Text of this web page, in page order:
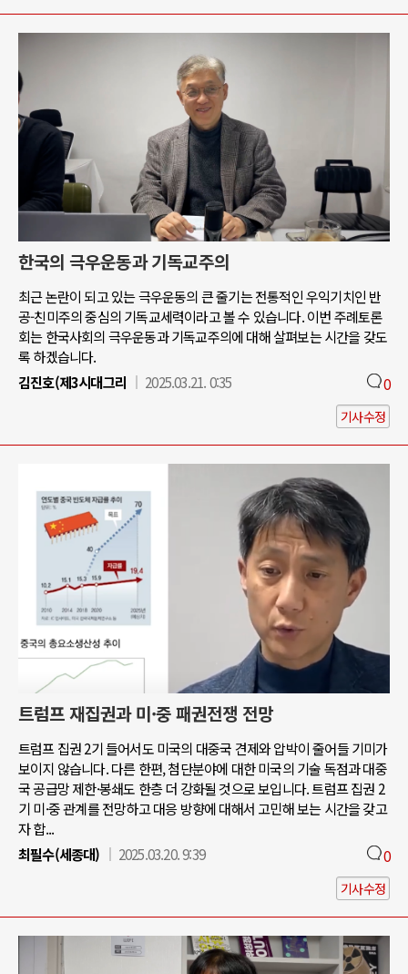
한국의 극우운동과 기독교주의
최근 논란이 되고 있는 극우운동의 큰 줄기는 전통적인 우익기치인 반
공-친미주의 중심의 기독교세력이라고 볼 수 있습니다. 이번 주례토론
회는 한국사회의 극우운동과 기독교주의에 대해 살펴보는 시간을 갖도
록 하겠습니다.
김진호(제3시대그리
2025.03.21. 0:35 0
기사수정
트럼프 재집권과 미·중 패권전쟁 전망
트럼프 집권 2기 들어서도 미국의 대중국 견제와 압박이 줄어들 기미가
보이지 않습니다. 다른 한편, 첨단분야에 대한 미국의 기술 독점과 대중
국 공급망 제한·봉쇄도 한층 더 강화될 것으로 보입니다. 트럼프 집권 2
기 미·중 관계를 전망하고 대응 방향에 대해서 고민해 보는 시간을 갖고
자 합...
최필수(세종대)
2025.03.20. 9:39 0
기사수정